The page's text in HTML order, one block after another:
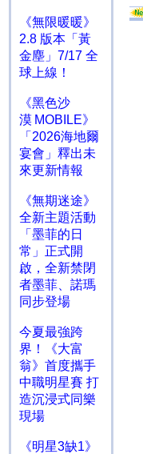
《無限暖暖》
2.8 版本「黃
金塵」7/17 全
球上線！
《黑色沙
漠 MOBILE》
「2026海地爾
宴會」釋出未
來更新情報
《無期迷途》
全新主題活動
「墨菲的日
常」正式開
啟，全新禁閉
者墨菲、諾瑪
同步登場
今夏最強跨
界！《大富
翁》首度攜手
中職明星賽 打
造沉浸式同樂
現場
《明星3缺1》